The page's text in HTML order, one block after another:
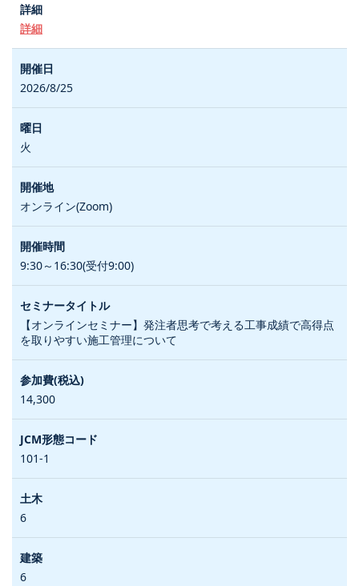
詳細
2026/8/25
火
オンライン(Zoom)
9:30～16:30(受付9:00)
【オンラインセミナー】発注者思考で考える工事成績で高得点
を取りやすい施工管理について
14,300
101-1
6
6